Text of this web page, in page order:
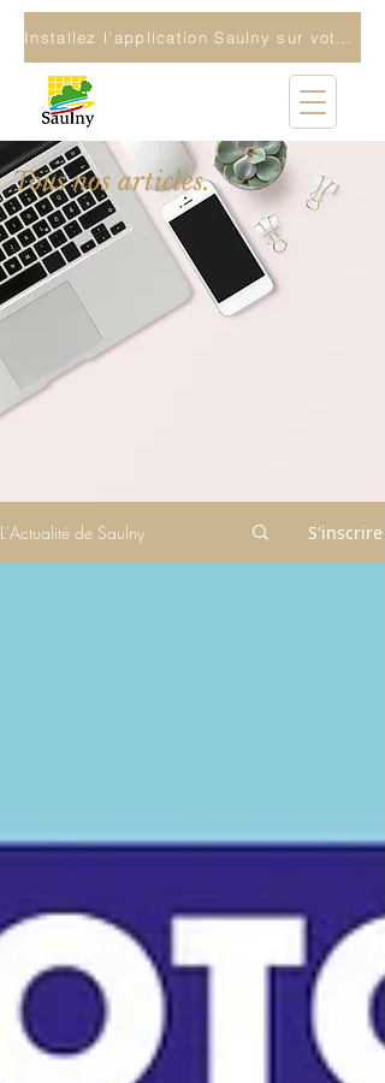
Tous nos articles.
L'Actualité de Saulny S'inscrire